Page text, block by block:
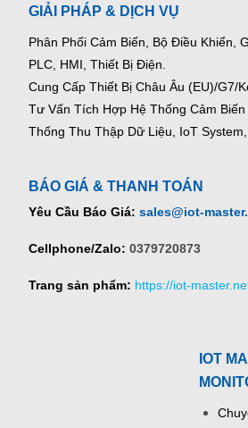
GIẢI PHÁP & DỊCH VỤ
Phân Phối Cảm Biến, Bộ Điều Khiển,
PLC, HMI, Thiết Bị Điện.
Cung Cấp Thiết Bị Châu Âu (EU)/G7/
Tư Vấn Tích Hợp Hệ Thống Cảm
Thống Thu Thập Dữ Liệu, IoT System,
BÁO GIÁ & THANH TOÁN
Yêu Cầu Báo Giá: sales@iot-
Cellphone/Zalo: 0379720873
Trang sản phẩm: https://iot-
IOT